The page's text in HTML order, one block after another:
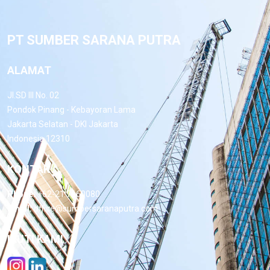
PT SUMBER SARANA PUTRA
ALAMAT
Jl.SD III No. 02
Pondok Pinang - Kebayoran Lama
Jakarta Selatan - DKI Jakarta
Indonesia 12310
KONTAK
Phone: +62-21 7660080
Email:office@sumbersaranaputra.com
IKUTI KAMI